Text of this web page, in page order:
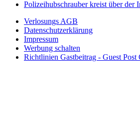
Polizeihubschrauber kreist über der
Verlosungs AGB
Datenschutzerklärung
Impressum
Werbung schalten
Richtlinien Gastbeitrag - Guest Post